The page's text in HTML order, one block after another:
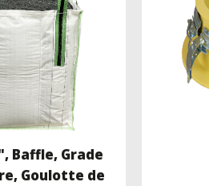
Baffle, Grade
Goulotte de